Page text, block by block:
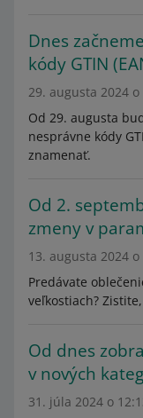
Dnes
kódy GTIN
29. augusta 2024 o
Od 29. augusta
nesprávne kódy
znamenať.
Od 2.
zmeny v
13. augusta 2024 o
Predávate
veľkostiach?
Od dnes
v nových
31. júla 2024 o